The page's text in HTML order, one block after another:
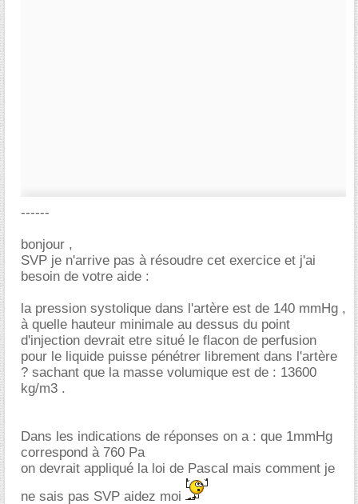
------
bonjour ,
SVP je n'arrive pas à résoudre cet exercice et j'ai
besoin de votre aide :
la pression systolique dans l'artère est de 140 mmHg ,
à quelle hauteur minimale au dessus du point
d'injection devrait etre situé le flacon de perfusion
pour le liquide puisse pénétrer librement dans l'artère
? sachant que la masse volumique est de : 13600
kg/m3 .
Dans les indications de réponses on a : que 1mmHg
correspond à 760 Pa
on devrait appliqué la loi de Pascal mais comment je
ne sais pas SVP aidez moi